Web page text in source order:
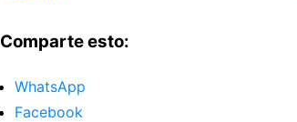
Comparte esto:
WhatsApp
Facebook